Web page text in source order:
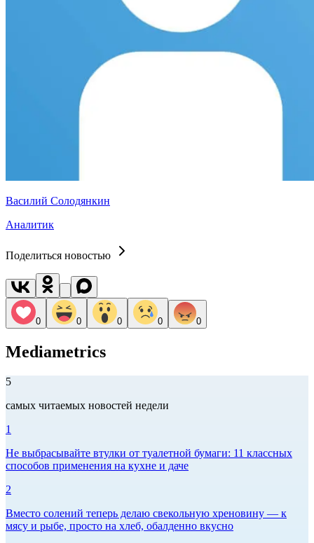
Василий Солодянкин
Аналитик
Поделиться новостью
0 0 0 0 0
Mediametrics
5
самых читаемых новостей недели
1
Не выбрасывайте втулки от туалетной бумаги: 11 классных
способов применения на кухне и даче
2
Вместо солений теперь делаю свекольную хреновину — к
мясу и рыбе, просто на хлеб, обалденно вкусно